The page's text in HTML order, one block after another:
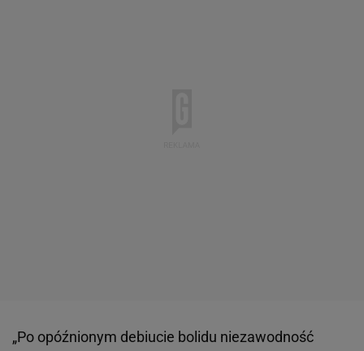
„Po opóźnionym debiucie bolidu niezawodność